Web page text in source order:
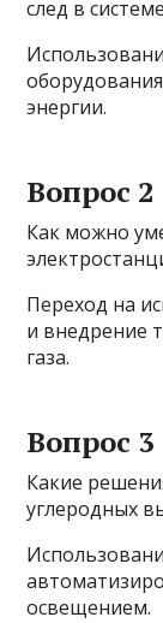
след в
энергии.
Вопрос 2
Как можно
Переход на
и внедрение
газа.
Вопрос 3
Какие
углеродных
освещением.